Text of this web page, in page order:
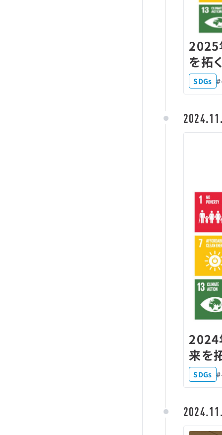
を拓
SDGs
来を
SDGs